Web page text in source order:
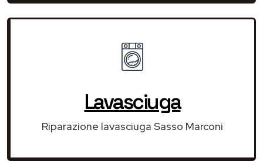
Lavasciuga
Riparazione lavasciuga Sasso Marconi